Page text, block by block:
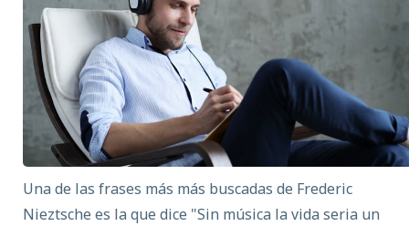
Una de las frases más más buscadas de Frederic
Nieztsche es la que dice "Sin música la vida seria un